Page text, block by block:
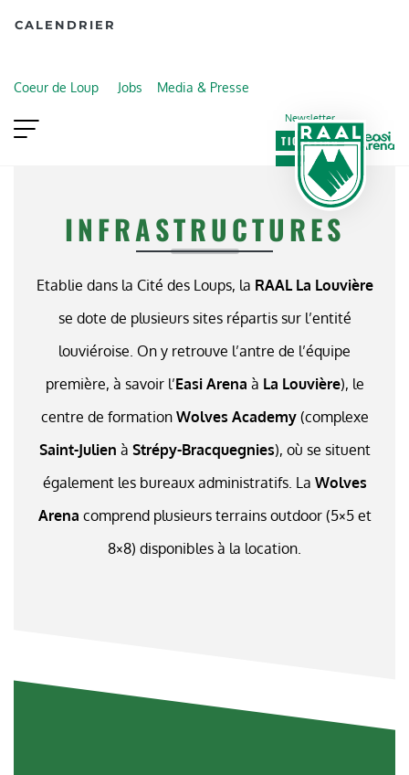
CALENDRIER
Coeur de Loup Jobs Media & Presse
Newsletter
TICKETING
VIP
FAN SHOP
INFRASTRUCTURES
Etablie dans la Cité des Loups, la RAAL La Louvière
se dote de plusieurs sites répartis sur l’entité
louviéroise. On y retrouve l’antre de l’équipe
première, à savoir l’Easi Arena à La Louvière), le
centre de formation Wolves Academy(complexe
Saint-Julien à Strépy-Bracquegnies), où se situent
également les bureaux administratifs. La Wolves
Arena comprend plusieurs terrains outdoor (5×5 et
8×8) disponibles à la location.